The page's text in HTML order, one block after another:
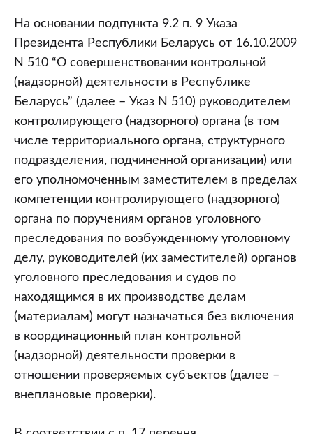
На основании подпункта 9.2 п. 9 Указа
Президента Республики Беларусь от 16.10.2009
N 510 “О совершенствовании контрольной
(надзорной) деятельности в Республике
Беларусь” (далее – Указ N 510) руководителем
контролирующего (надзорного) органа (в том
числе территориального органа, структурного
подразделения, подчиненной организации) или
его уполномоченным заместителем в пределах
компетенции контролирующего (надзорного)
органа по поручениям органов уголовного
преследования по возбужденному уголовному
делу, руководителей (их заместителей) органов
уголовного преследования и судов по
находящимся в их производстве делам
(материалам) могут назначаться без включения
в координационный план контрольной
(надзорной) деятельности проверки в
отношении проверяемых субъектов (далее –
внеплановые проверки).